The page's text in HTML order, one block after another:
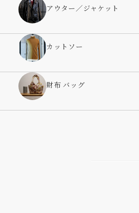
アウター／ジャケット
カットソー
財布 バッグ